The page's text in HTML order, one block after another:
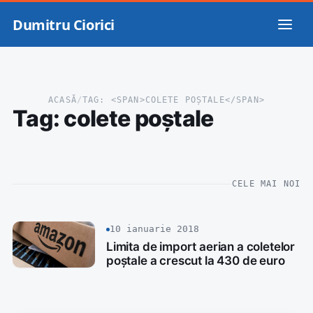
Dumitru Ciorici
ACASĂ/TAG: <SPAN>COLETE POȘTALE</SPAN>
Tag: colete poștale
CELE MAI NOI
10 ianuarie 2018
Limita de import aerian a coletelor
poștale a crescut la 430 de euro